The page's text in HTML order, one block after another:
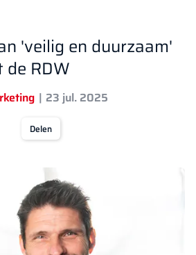
'veilig en duurzaam'
RDW
23 jul. 2025
Delen